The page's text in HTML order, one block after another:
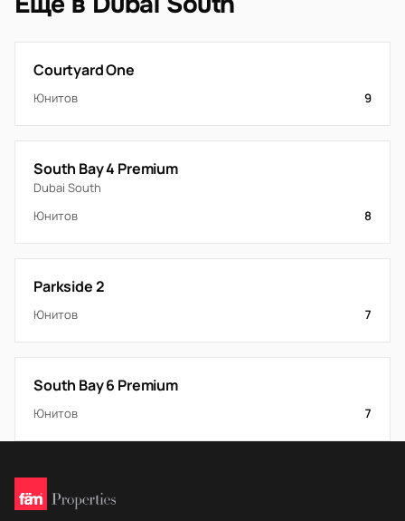
Courtyard One
Юнитов 9
South Bay 4 Premium
Dubai South
Юнитов
8
Parkside 2
Юнитов 7
South Bay 6 Premium
Юнитов 7